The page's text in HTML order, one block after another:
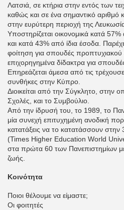
Λατσιά, σε κτήρια στην εντός των
καθώς και σε ένα σημαντικό αριθμό
στην ευρύτερη περιοχή της
Υποστηρίζεται οικονομικά κατά
και κατά 43% από ίδια έσοδα.
φοίτηση για σπουδές προπτυχιακού
επιχορηγημένα δίδακτρα για
Επηρεάζεται άμεσα από τις
συνθήκες στην Κύπρο.
Διοικείται από την Σύγκλητο, στην
Σχολές, και το Συμβούλιο.
Από την ίδρυσή του, το 1989, το
μία συνεχή επιτυχημένη ανοδική
κατατάξεις να το κατατάσσουν
(Times Higher Education World
στα πρώτα 60 των Πανεπιστημίων
ζωής.
Κοινότητα
Ποιοι θέλουμε να είμαστε;
Οι φοιτητές